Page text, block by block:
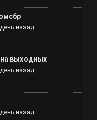
назад
выходных
назад
назад